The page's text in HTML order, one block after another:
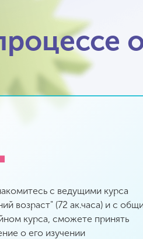
с ведущими курса
возраст" (72 ак.часа) и с
курса, сможете принять
о его изучении